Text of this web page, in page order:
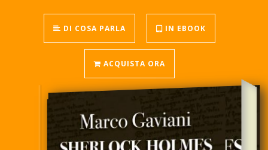
DI COSA PARLA IN EBOOK
ACQUISTA ORA